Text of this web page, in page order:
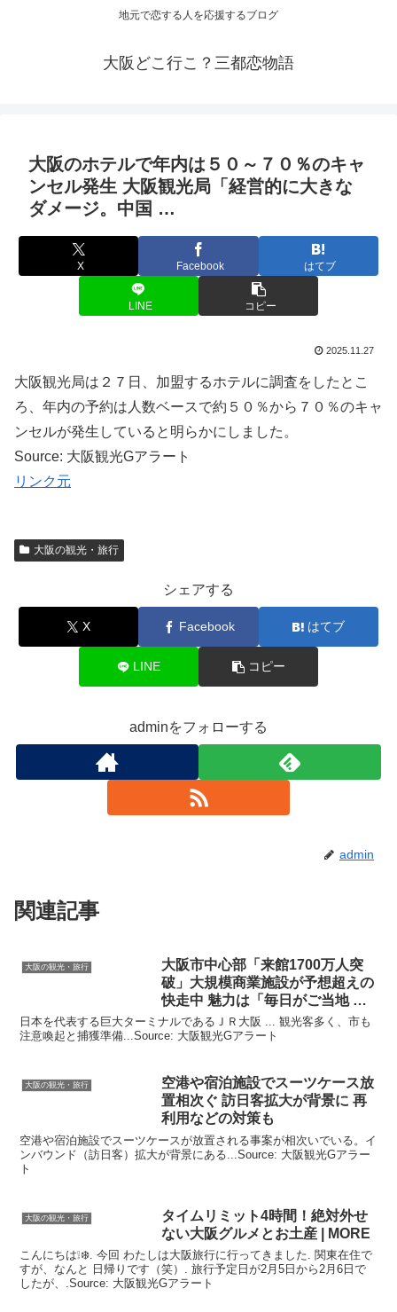
地元で恋する人を応援するブログ
大阪どこ行こ？三都恋物語
大阪のホテルで年内は５０～７０％のキャ
ンセル発生 大阪観光局「経営的に大きな
ダメージ。中国 …
X Facebook はてブ
LINE コピー
2025.11.27
大阪観光局は２７日、加盟するホテルに調査をしたとこ
ろ、年内の予約は人数ベースで約５０％から７０％のキャ
ンセルが発生していると明らかにしました。
Source: 大阪観光Gアラート
リンク元
大阪の観光・旅行
シェアする
X Facebook はてブ
LINE コピー
adminをフォローする
admin
関連記事
大阪の観光・旅行 大阪市中心部「来館1700万人突
破」大規模商業施設が予想超えの
快走中 魅力は「毎日がご当地 …
日本を代表する巨大ターミナルであるＪＲ大阪 ... 観光客多く、市も
注意喚起と捕獲準備...Source: 大阪観光Gアラート
大阪の観光・旅行
空港や宿泊施設でスーツケース放
置相次ぐ 訪日客拡大が背景に 再
利用などの対策も
空港や宿泊施設でスーツケースが放置される事案が相次いでいる。イ
ンバウンド（訪日客）拡大が背景にある...Source: 大阪観光Gアラー
ト
大阪の観光・旅行
タイムリミット4時間！絶対外せ
ない大阪 グルメとお土産 | MORE
こんにちは❕❄️. 今回 わたしは大阪旅行に行ってきました. 関東在住で
すが、なんと 日帰りです（笑）. 旅行予定日が2月5日から2月6日で
したが、.Source: 大阪観光Gアラート